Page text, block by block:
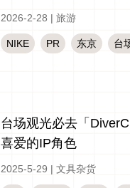
2026-2-28 | 旅游
NIKE PR 东京 台
台场观光必去「
喜爱的IP角色
2025-5-29 | 文具杂货